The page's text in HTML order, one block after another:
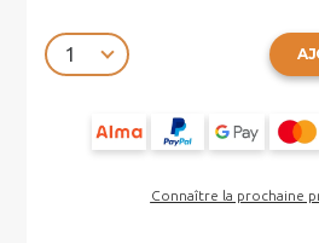
Connaître la prochaine